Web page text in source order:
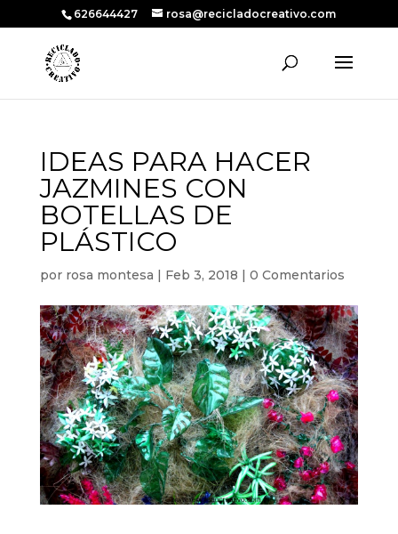
626644427 rosa@recicladocreativo.com
IDEAS PARA HACER
JAZMINES CON
BOTELLAS DE
PLÁSTICO
por rosa montesa | Feb 3, 2018 | 0 Comentarios